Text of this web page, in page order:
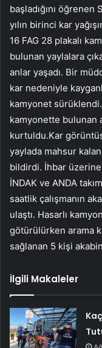
başladığını
yılın birinci kar
16 FAG 28 plakalı
bulunan yaylalara
anlar yaşadı. Bir
kar nedeniyle
kamyonet
kamyonette bulunan
kurtuldu.Kar
yaylada mahsur
bildirdi. İhbar üzerine
İNDAK ve ANDA
saatlik çalışmanın
ulaştı. Hasarlı
götürülürken arama
sağlanan 5 kişi
İlgili Makaleler